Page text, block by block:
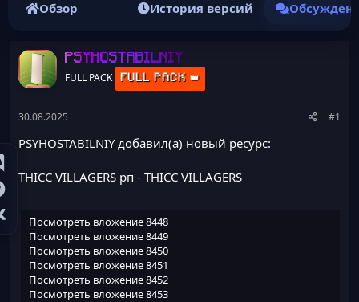
е
ы
ч
а
Обзор История версий
PSYHOSTABILNIY
FULL PACK FULL PACK 👑
30.08.2025 #1
PSYHOSTABILNIY добавил(а) новый ресурс:
THICC VILLAGERS рп - THICC VILLAGERS
Посмотреть вложение 8448
Посмотреть вложение 8449
Посмотреть вложение 8450
Посмотреть вложение 8451
Посмотреть вложение 8452
Посмотреть вложение 8453